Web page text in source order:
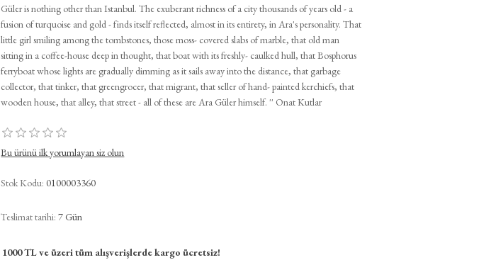
Güler is nothing other than Istanbul. The exuberant richness of a city thousands of years old - a
fusion of turquoise and gold - finds itself reflected, almost in its entirety, in Ara's personality. That
little girl smiling among the tombstones, those moss- covered slabs of marble, that old man
sitting in a coffee-house deep in thought, that boat with its freshly- caulked hull, that Bosphorus
ferryboat whose lights are gradually dimming as it sails away into the distance, that garbage
collector, that tinker, that greengrocer, that migrant, that seller of hand- painted kerchiefs, that
wooden house, that alley, that street - all of these are Ara Güler himself. '' Onat Kutlar
Bu ürünü ilk yorumlayan siz olun
Stok Kodu: 0100003360
Teslimat tarihi: 7 Gün
1000 TL ve üzeri tüm alışverişlerde kargo ücretsiz!